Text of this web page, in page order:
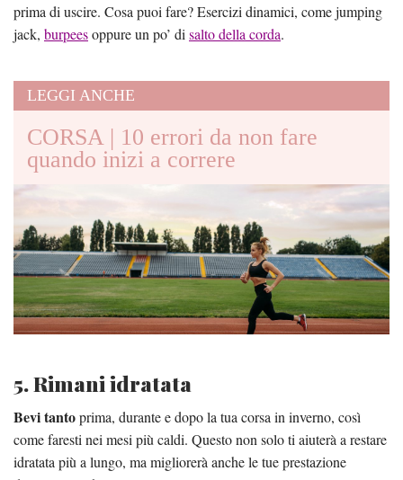
prima di uscire. Cosa puoi fare? Esercizi dinamici, come jumping
jack, burpeesoppure un po’ di salto della corda.
LEGGI ANCHE
CORSA | 10 errori da non fare
quando inizi a correre
5. Rimani idratata
Bevi tantoprima, durante e dopo la tua corsa in inverno, così
come faresti nei mesi più caldi. Questo non solo ti aiuterà a restare
idratata più a lungo, ma migliorerà anche le tue prestazione